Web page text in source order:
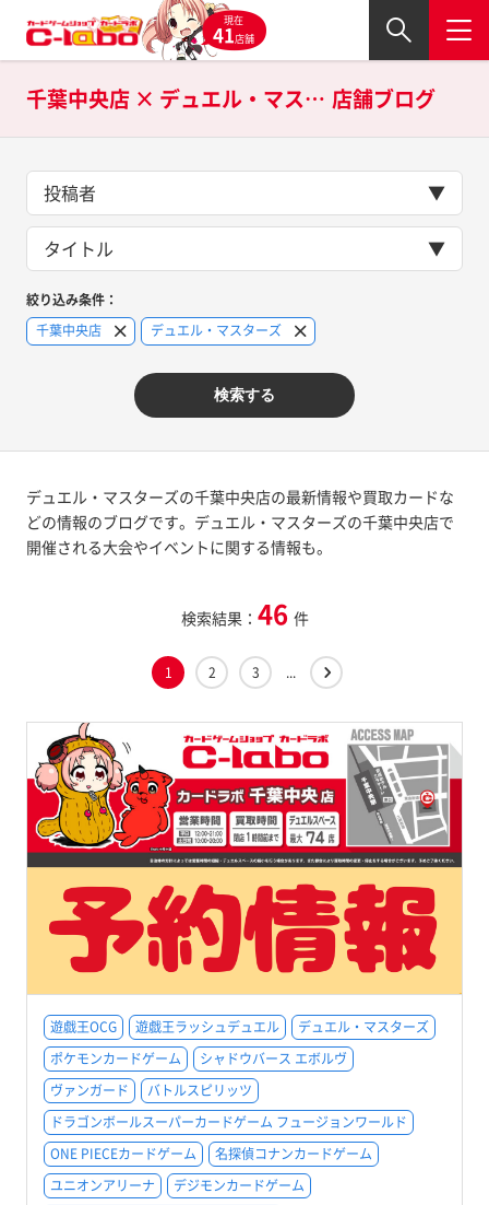
現在
41店舗
千葉中央店 × デュエル・マスターズの 店舗ブログ
投稿者
タイトル
絞り込み条件：
千葉中央店
デュエル・マスターズ
検索する
デュエル・マスターズの千葉中央店の最新情報や買取カードな
どの情報のブログです。デュエル・マスターズの千葉中央店で
開催される大会やイベントに関する情報も。
検索結果： 46 件
1 2 3 ...
遊戯王OCG 遊戯王ラッシュデュエル
デュエル・マスターズ
ポケモンカードゲーム
シャドウバース エボルヴ
ヴァンガード
バトルスピリッツ
ドラゴンボールスーパーカードゲーム フュージョンワールド
ONE PIECEカードゲーム
名探偵コナンカードゲーム
ユニオンアリーナ
デジモンカードゲーム